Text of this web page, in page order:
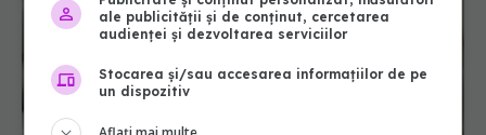
ale publicității și de conținut, cercetarea
audienței și dezvoltarea serviciilor
Stocarea și/sau accesarea informațiilor de pe
un dispozitiv